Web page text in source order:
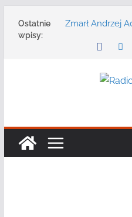
Ostatnie
wpisy:
Zmarł Andrzej
Radmor –
DGT wraz z
konferencję: